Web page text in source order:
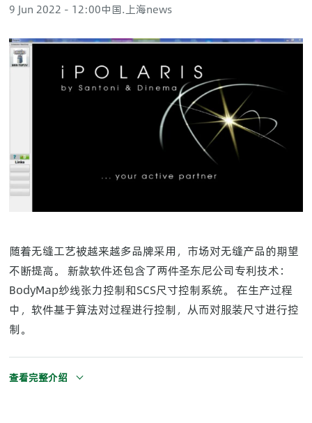
9 Jun 2022 - 12:00中国.上海news
随着无缝工艺被越来越多品牌采用，市场对无缝产品的期望
不断提高。 新款软件还包含了两件圣东尼公司专利技术：
BodyMap纱线张力控制和SCS尺寸控制系统。 在生产过程
中，软件基于算法对过程进行控制，从而对服装尺寸进行控
制。
查看完整介绍